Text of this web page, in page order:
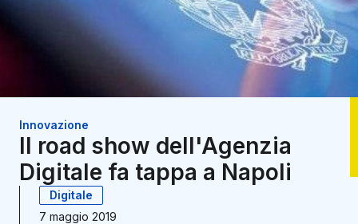
Innovazione
Il road show dell'Agenzia
Digitale fa tappa a Napoli
Digitale
7 maggio 2019